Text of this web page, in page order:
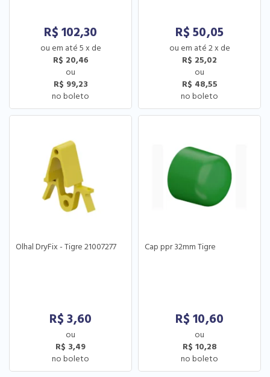
R$ 102,30
5 x de
R$ 20,46
R$ 99,23
R$ 50,05
2x de
R$ 25,02
R$ 48,55
Olhal DryFix - Tigre 21007277
R$ 3,60
R$ 3,49
Cap ppr 32mm Tigre
R$ 10,60
R$ 10,28